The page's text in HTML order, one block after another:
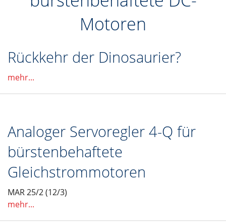
Motoren
Rückkehr der Dinosaurier?
mehr...
Analoger Servoregler 4-Q für
bürstenbehaftete
Gleichstrommotoren
MAR 25/2 (12/3)
mehr...